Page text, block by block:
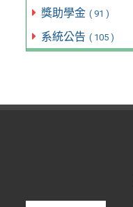
獎助學金 ( 91 )
系統公告 ( 105 )